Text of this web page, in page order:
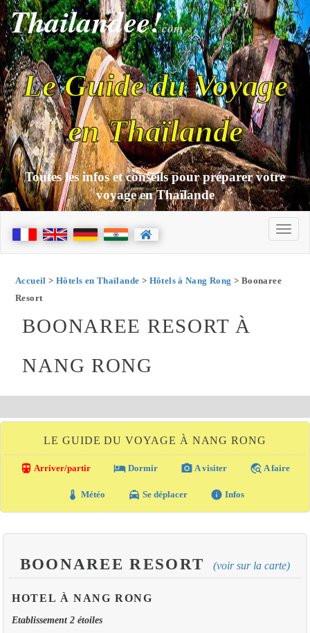
Thailandee!com
Le Guide du Voyage
en Thaïlande
Toutes les infos et conseils pour préparer votre
voyage en Thaïlande
Accueil > Hôtels en Thaïlande > Hôtels à Nang Rong > Boonaree
Resort
BOONAREE RESORT À
NANG RONG
LE GUIDE DU VOYAGE À NANG RONG
directions_transit Arriver/partir local_hotel Dormir photo_camera A visiter travel_explore A faire
thermostat Météo local_taxi Se déplacer info Infos
BOONAREE RESORT (voir sur la carte)
HOTEL À NANG RONG
Etablissement 2 étoiles